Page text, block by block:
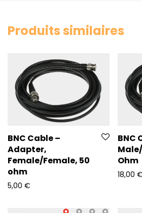
Produits similaires
BNC Cable –
Adapter,
Female/Female, 50
ohm
5,00 €
BNC
Ohm
18,00 €